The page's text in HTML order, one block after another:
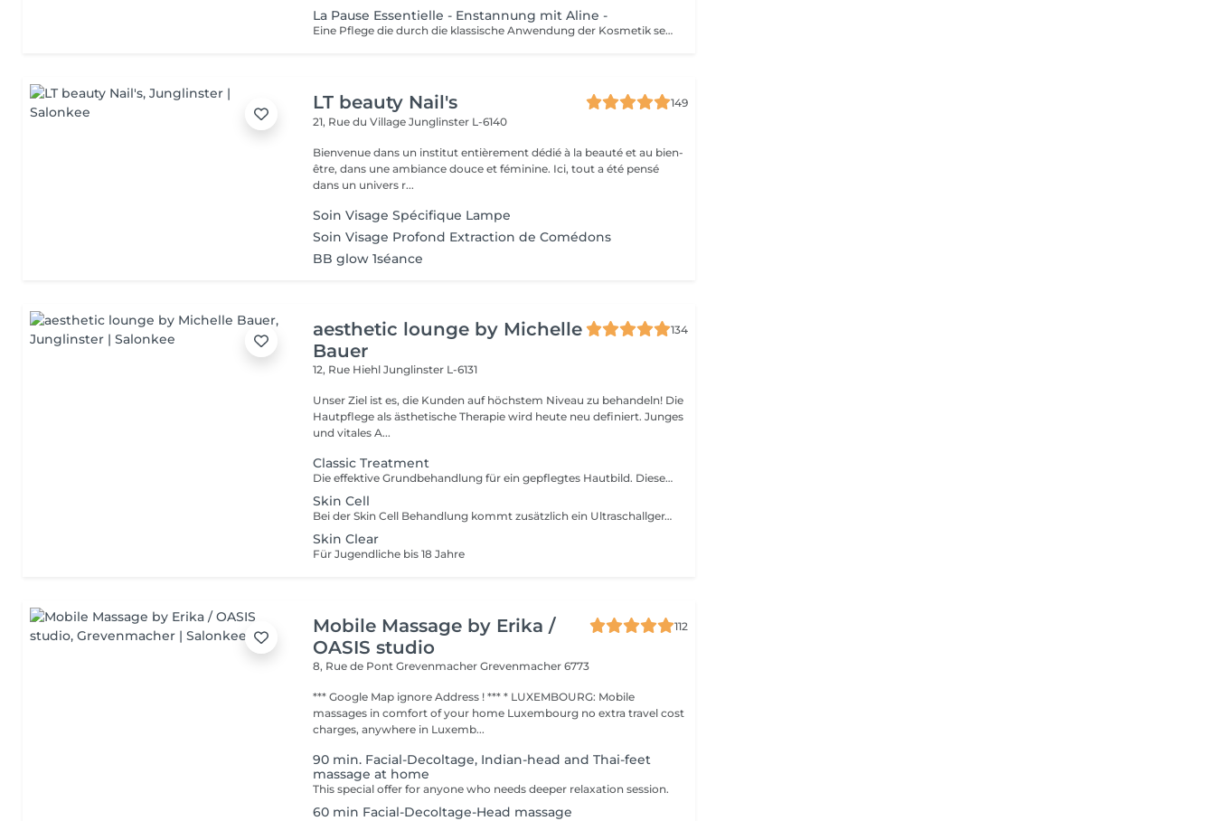
La Pause Essentielle - Enstannung mit Aline -
Eine Pflege die durch die klassische Anwendung der Kosmetik sehr überzeugend ist. Entspannung, Hydratation, Peeling und Modelage...zum Loslassen. Wählen Sie Ihre passende "Paus Essentielle" Also, nur zu! Der Plus: Alles!
LT beauty Nail's
149
21, Rue du VillageJunglinster L-6140
Bienvenue dans un institut entièrement dédié à la beauté et au bien-
être, dans une ambiance douce et féminine. Ici, tout a été pensé
dans un univers r...
Soin Visage Spécifique Lampe
Soin Visage Profond Extraction de Comédons
BB glow 1séance
aesthetic lounge by Michelle
Bauer
134
12, Rue HiehlJunglinster L-6131
Unser Ziel ist es, die Kunden auf höchstem Niveau zu behandeln! Die
Hautpflege als ästhetische Therapie wird heute neu definiert. Junges
und vitales A...
Classic Treatment
Die effektive Grundbehandlung für ein gepflegtes Hautbild. Diese Behandlung wird hauptsächlich mit Produkten durchgeführt.Classic Treatment ist eine Behandlung die die Funktionen der Haut wieder aufbaut, die Haut stabilisiert und der trockenen Haut neue Geschmeidigkeit und Vitalität verleiht.
Skin Cell
Bei der Skin Cell Behandlung kommt zusätzlich ein Ultraschallgerät zum Einsatz. Das Ultraschallgerät dient als Wirkungsverstärker für eine Reihe von Produkten. Durch den Einsatz von Ultraschalltechnik werden die Wirkstoffe in ihrer molekularen Struktur verkleinert, wodurch sie tiefer in die Haut vordringen und dort ihre volle Wirkung entfalten können. Hierbei wird die Regeneration der Haut stimuliert. Für eine schöne, strahlende und straffe Haut.
Skin Clear
Für Jugendliche bis 18 Jahre
Mobile Massage by Erika /
OASIS studio
112
8, Rue de Pont GrevenmacherGrevenmacher 6773
*** Google Map ignore Address ! *** * LUXEMBOURG: Mobile
massages in comfort of your home Luxembourg no extra travel cost
charges, anywhere in Luxemb...
90 min. Facial-Decoltage, Indian-head and Thai-feet
massage at home
This special offer for anyone who needs deeper relaxation session.
60 min Facial-Decoltage-Head massage